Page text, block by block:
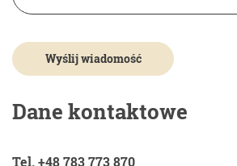
Dane kontaktowe
Tel. +48 783 773 870